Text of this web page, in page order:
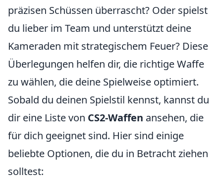
präzisen Schüssen überrascht? Oder spielst
du lieber im Team und unterstützt deine
Kameraden mit strategischem Feuer? Diese
Überlegungen helfen dir, die richtige Waffe
zu wählen, die deine Spielweise optimiert.
Sobald du deinen Spielstil kennst, kannst du
dir eine Liste von CS2-Waffen ansehen, die
für dich geeignet sind. Hier sind einige
beliebte Optionen, die du in Betracht ziehen
solltest: